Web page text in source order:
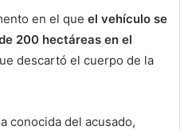
en el que el vehículo se
200 hectáreas en el
descartó el cuerpo de la
conocida del acusado,